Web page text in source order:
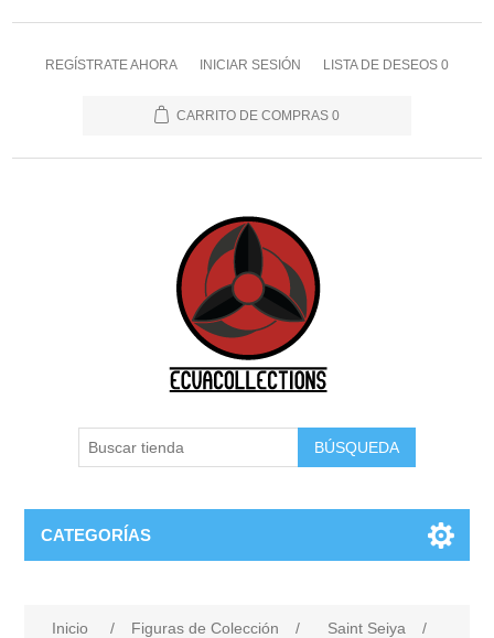
REGÍSTRATE AHORA INICIAR SESIÓN LISTA DE DESEOS 0
CARRITO DE COMPRAS 0
BÚSQUEDA
CATEGORÍAS
Inicio / Figuras de Colección / Saint Seiya
/